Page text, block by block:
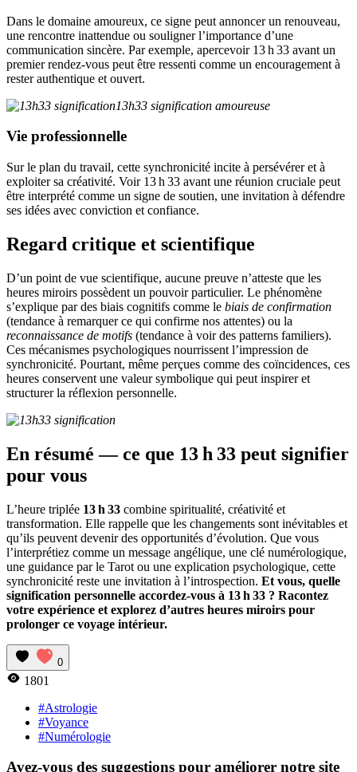
Dans le domaine amoureux, ce signe peut annoncer un renouveau,
une rencontre inattendue ou souligner l’importance d’une
communication sincère. Par exemple, apercevoir 13 h 33 avant un
premier rendez-vous peut être ressenti comme un encouragement à
rester authentique et ouvert.
Vie professionnelle
Sur le plan du travail, cette synchronicité incite à persévérer et à
exploiter sa créativité. Voir 13 h 33 avant une réunion cruciale peut
être interprété comme un signe de soutien, une invitation à défendre
ses idées avec conviction et confiance.
Regard critique et scientifique
D’un point de vue scientifique, aucune preuve n’atteste que les
heures miroirs possèdent un pouvoir particulier. Le phénomène
s’explique par des biais cognitifs comme le biais de confirmation
(tendance à remarquer ce qui confirme nos attentes) ou la
reconnaissance de motifs (tendance à voir des patterns familiers).
Ces mécanismes psychologiques nourrissent l’impression de
synchronicité. Pourtant, même perçues comme des coïncidences, ces
heures conservent une valeur symbolique qui peut inspirer et
structurer la réflexion personnelle.
En résumé — ce que 13 h 33 peut signifier
pour vous
L’heure triplée 13 h 33 combine spiritualité, créativité et
transformation. Elle rappelle que les changements sont inévitables et
qu’ils peuvent devenir des opportunités d’évolution. Que vous
l’interprétiez comme un message angélique, une clé numérologique,
une guidance par le Tarot ou une explication psychologique, cette
synchronicité reste une invitation à l’introspection. Et vous, quelle
signification personnelle accordez-vous à 13 h 33 ? Racontez
votre expérience et explorez d’autres heures miroirs pour
prolonger ce voyage intérieur.
0
1801
#Astrologie
#Voyance
#Numérologie
Avez-vous des suggestions pour améliorer notre site